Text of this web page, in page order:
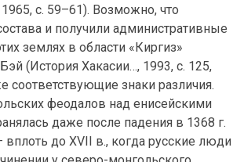
с. 59–61). Возможно, что
и получили административные
землях в области «Киргиз»
(История Хакасии…, 1993, с. 125,
соответствующие знаки различия.
феодалов над енисейскими
даже после падения в 1368 г.
до XVII в., когда русские люди